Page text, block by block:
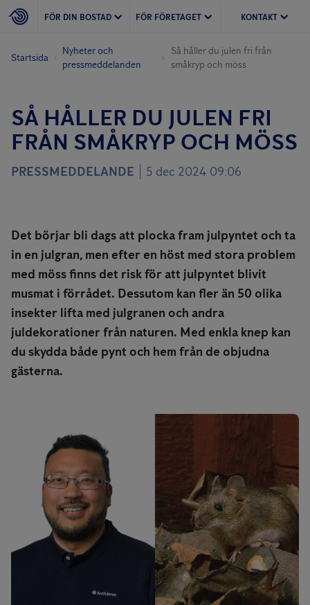
FÖR DIN BOSTAD FÖR FÖRETAGET KONTAKT
Startsida
Nyheter och
pressmeddelanden
Så håller du julen fri från
småkryp och möss
SÅ HÅLLER DU JULEN FRI
FRÅN SMÅKRYP OCH MÖSS
PRESSMEDDELANDE 5 dec 2024 09:06
Det börjar bli dags att plocka fram julpyntet och ta
in en julgran, men efter en höst med stora problem
med möss finns det risk för att julpyntet blivit
musmat i förrådet. Dessutom kan fler än 50 olika
insekter lifta med julgranen och andra
juldekorationer från naturen. Med enkla knep kan
du skydda både pynt och hem från de objudna
gästerna.